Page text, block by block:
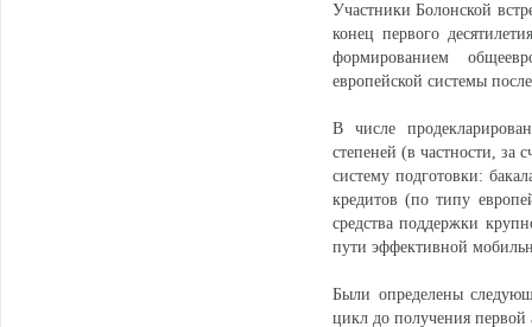
Участники Болонской
конец первого
формированием
европейской системы
В числе
степеней (в частности, за
систему подготовки:
кредитов (по типу
средства поддержки
пути эффективной
Были определены
цикл до получения первой